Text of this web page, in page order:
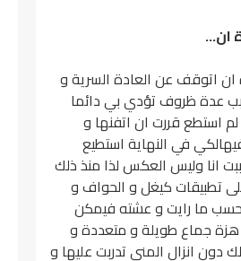
ان…
ان اتوقف عن العادة السرية و
عدة ظروف تؤدي بي دائما
استطع قررت ان اتفنها و
في النهاية استطيع
انا وليس العكس لذا منذ ذلك
تطبيقات كيغل و الحواف و
حسب ما رايت و عشته فيمكن
هزة جماع طويلة و متعددة و
دون انزال المني تدربت عليها و